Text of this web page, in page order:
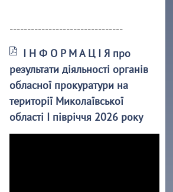
--------------------------------
І Н Ф О Р М А Ц І Я про
результати діяльності органів
обласної прокуратури на
території Миколаївської
області І півріччя 2026 року